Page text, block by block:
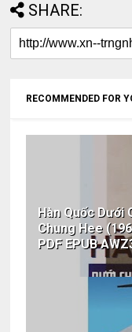
SHARE:
RECOMMENDED FOR
Hàn Quốc
Chung Hee
PDF EPUB